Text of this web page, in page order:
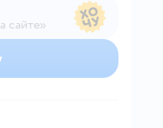
сайте»